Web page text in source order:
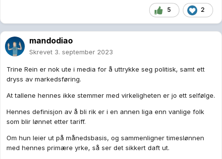
5 2
mandodiao
Skrevet 3. september 2023
Trine Rein er nok ute i media for å uttrykke seg politisk, samt ett
dryss av markedsføring.
At tallene hennes ikke stemmer med virkeligheten er jo ett selfølge.
Hennes definisjon av å bli rik er i en annen liga enn vanlige folk
som blir lønnet etter tariff.
Om hun leier ut på månedsbasis, og sammenligner timeslønnen
med hennes primære yrke, så ser det sikkert daft ut.